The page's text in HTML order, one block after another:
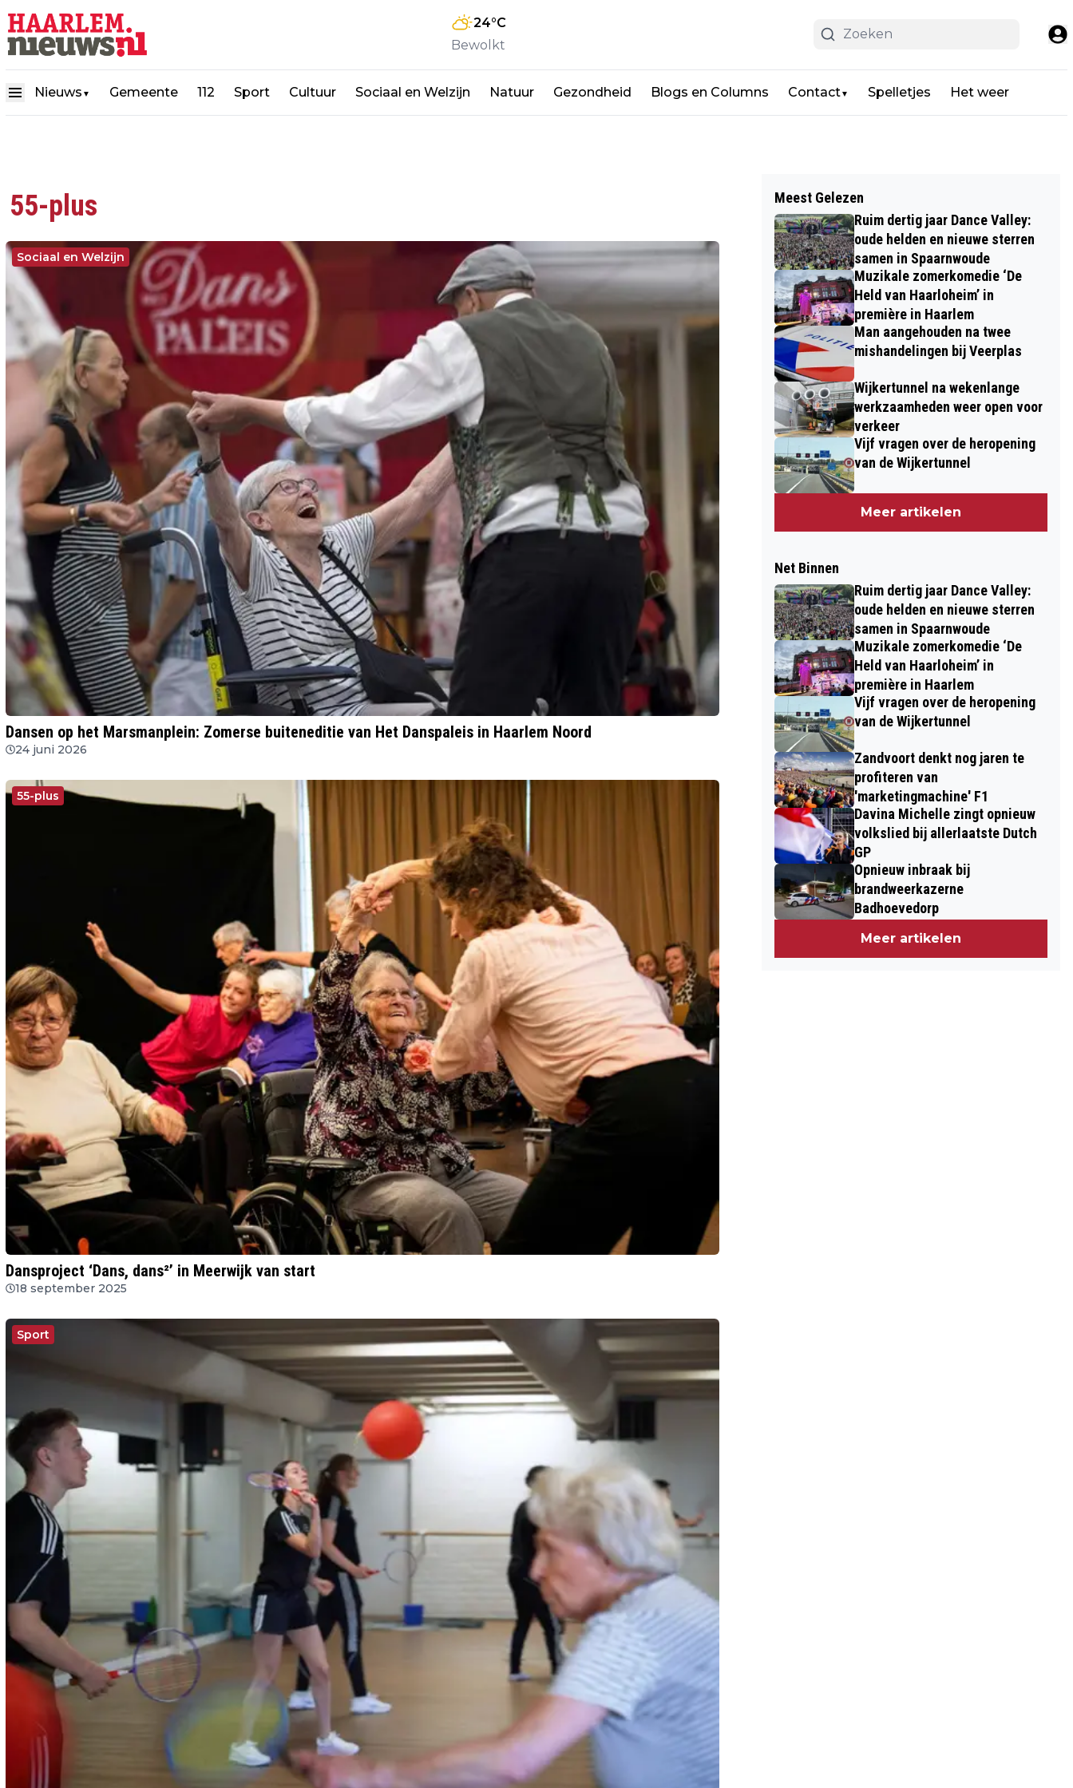
24°C
Bewolkt
Nieuws ▼ Gemeente 112 Sport Cultuur Sociaal en Welzijn Natuur Gezondheid Blogs en Columns Contact▼ Spelletjes Het weer
55-plus
Sociaal en Welzijn
Dansen op het Marsmanplein: Zomerse buiteneditie van Het Danspaleis in Haarlem Noord
24 juni 2026
55-plus
Dansproject ‘Dans, dans²’ in Meerwijk van start
18 september 2025
Sport
Meest Gelezen
Ruim dertig jaar Dance Valley:
oude helden en nieuwe sterren
samen in Spaarnwoude
Muzikale zomerkomedie ‘De
Held van Haarloheim’ in
première in Haarlem
Man aangehouden na twee
mishandelingen bij Veerplas
Wijkertunnel na wekenlange
werkzaamheden weer open voor
verkeer
Vijf vragen over de heropening
van de Wijkertunnel
Meer artikelen
Net Binnen
Ruim dertig jaar Dance Valley:
oude helden en nieuwe sterren
samen in Spaarnwoude
Muzikale zomerkomedie ‘De
Held van Haarloheim’ in
première in Haarlem
Vijf vragen over de heropening
van de Wijkertunnel
Zandvoort denkt nog jaren te
profiteren van
'marketingmachine' F1
Davina Michelle zingt opnieuw
volkslied bij allerlaatste Dutch
GP
Opnieuw inbraak bij
brandweerkazerne
Badhoevedorp
Meer artikelen